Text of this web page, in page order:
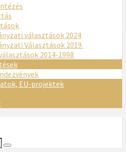
választások 2024
Választások 2019.
2014-1998
EU-projektek